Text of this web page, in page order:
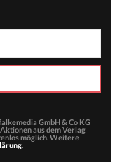
GmbH & Co KG
aus dem Verlag
möglich. Weitere
.